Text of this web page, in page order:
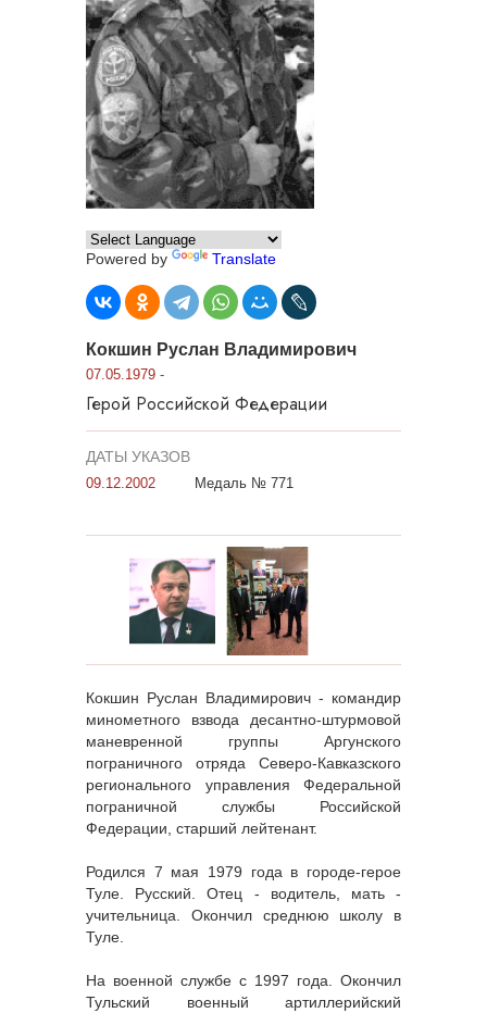
Powered by Translate
Кокшин Руслан Владимирович
07.05.1979 -
Герой Российской Федерации
ДАТЫ УКАЗОВ
09.12.2002 Медаль № 771
Кокшин Руслан Владимирович - командир
минометного взвода десантно-штурмовой
маневренной группы Аргунского
пограничного отряда Северо-Кавказского
регионального управления Федеральной
пограничной службы Российской
Федерации, старший лейтенант.
Родился 7 мая 1979 года в городе-герое
Туле. Русский. Отец - водитель, мать -
учительница. Окончил среднюю школу в
Туле.
На военной службе с 1997 года. Окончил
Тульский военный артиллерийский